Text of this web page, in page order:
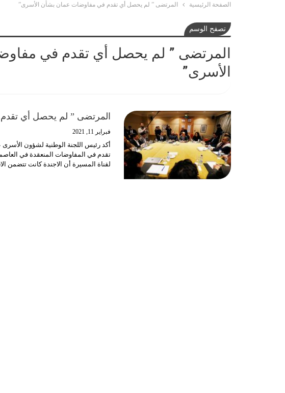
الصفحة الرئيسية المرتضى ” لم يحصل أي تقدم في مفاوضات عمان بشأن الأسرى”
تصفح الوسم
المرتضى ” لم يحصل أي تقدم في
الأسرى”
المرتضى ” لم يحصل أي
فبراير 11, 2021
أكد رئيس اللجنة الوطنية لشؤون
تقدم في المفاوضات المنعقدة في
لقناة المسيرة أن الاجندة كانت تتضمن الافراج عن